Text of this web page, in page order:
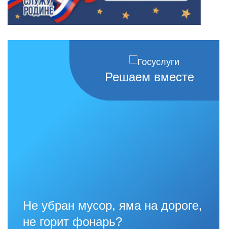
Решаем вместе
Не убран мусор, яма на дороге,
не горит фонарь?